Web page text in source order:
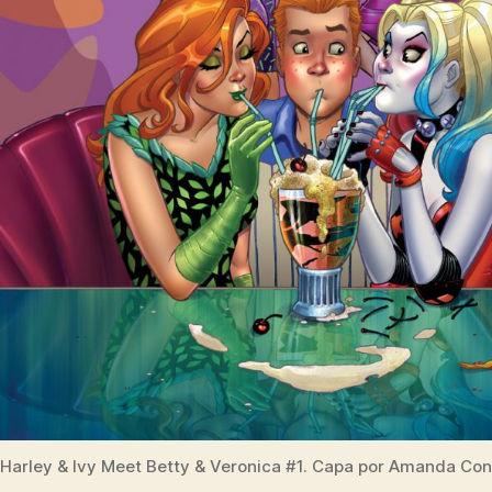
Harley & Ivy Meet Betty & Veronica #1. Capa por Amanda